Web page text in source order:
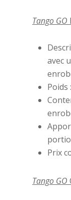
Tango GO
avec
Poids
Prix
Tango GO